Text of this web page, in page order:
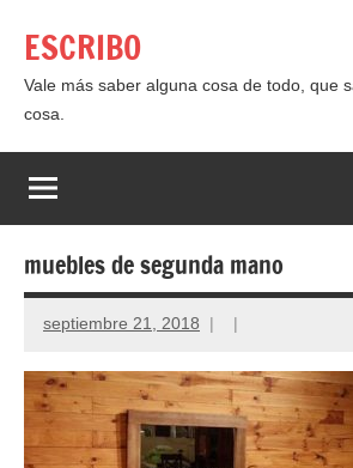
contenido
ESCRIBO
Vale más saber alguna cosa de todo, que
cosa.
muebles de segunda mano
septiembre 21, 2018